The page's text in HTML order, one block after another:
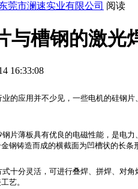
莞市澜速实业有限公司 阅读
与槽钢的激光
16:33:08
的应用并不少见，一些电机的硅钢
片薄板具有优良的电磁性能，是电
钢铸造而成的横截面为凹槽状的长
十分灵活，可进行叠焊、拼焊、对
艺。